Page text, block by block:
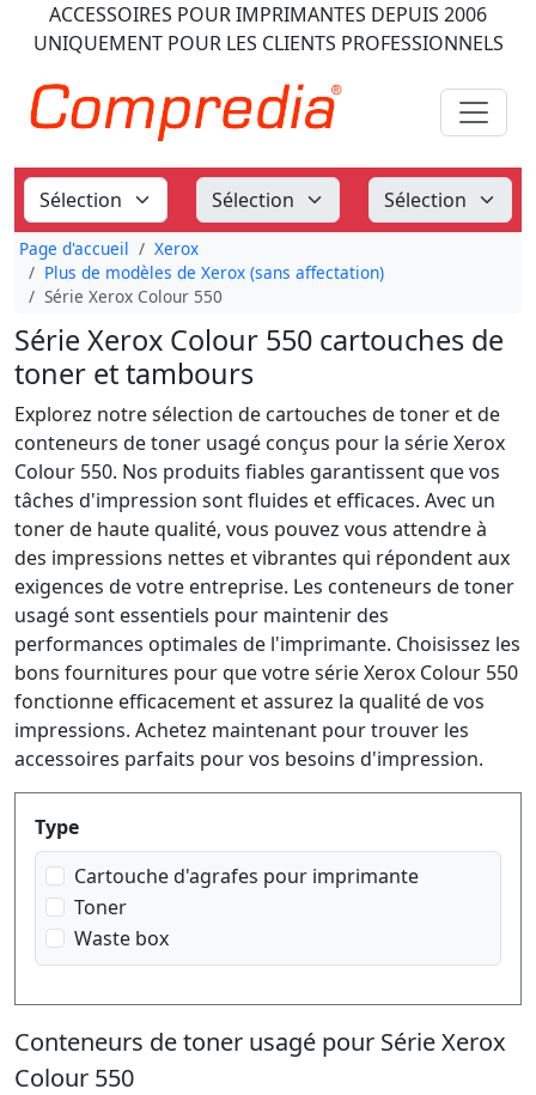
ACCESSOIRES POUR IMPRIMANTES DEPUIS 2006
UNIQUEMENT POUR LES CLIENTS PROFESSIONNELS
Page d'accueil
Xerox
Plus de modèles de Xerox (sans affectation)
Série Xerox Colour 550
Série Xerox Colour 550 cartouches de
toner et tambours
Explorez notre sélection de cartouches de toner et de
conteneurs de toner usagé conçus pour la série Xerox
Colour 550. Nos produits fiables garantissent que vos
tâches d'impression sont fluides et efficaces. Avec un
toner de haute qualité, vous pouvez vous attendre à
des impressions nettes et vibrantes qui répondent aux
exigences de votre entreprise. Les conteneurs de toner
usagé sont essentiels pour maintenir des
performances optimales de l'imprimante. Choisissez les
bons fournitures pour que votre série Xerox Colour 550
fonctionne efficacement et assurez la qualité de vos
impressions. Achetez maintenant pour trouver les
accessoires parfaits pour vos besoins d'impression.
Produktfilter
Type
Cartouche d'agrafes pour imprimante
Toner
Waste box
Conteneurs de toner usagé pour Série Xerox
Colour 550